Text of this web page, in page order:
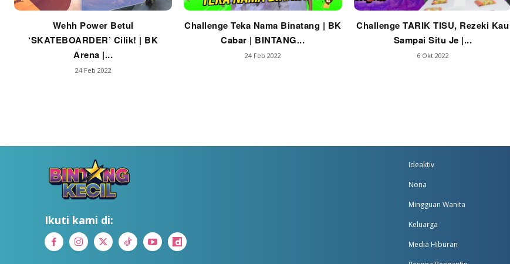
Wehh Power Betul
‘SKATEBOARDER’ Cilik! | BK
Arena |...
24 Feb 2022
Challenge Teka Nama Binatang | BK
Cabar | BINTANG...
24 Feb 2022
Challenge TARIK TISU, Rezeki Kau
Sampai Situ Je |...
6 Okt 2022
Ikuti kami di:
Ideaktiv
Nona
Mingguan Wanita
Keluarga
Media Hiburan